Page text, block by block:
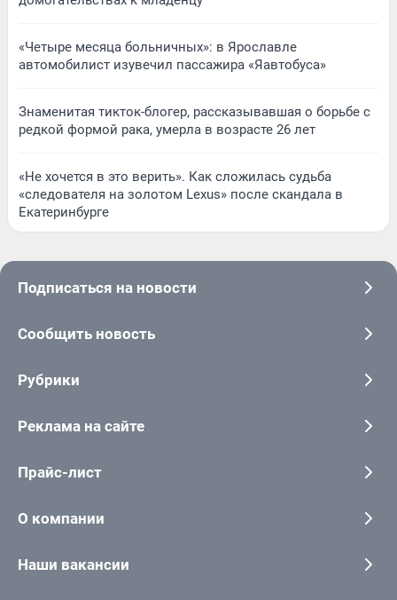
«Четыре месяца больничных»: в Ярославле
автомобилист изувечил пассажира «Яавтобуса»
Знаменитая тикток-блогер, рассказывавшая о борьбе с
редкой формой рака, умерла в возрасте 26 лет
«Не хочется в это верить». Как сложилась судьба
«следователя на золотом Lexus» после скандала в
Екатеринбурге
Подписаться на новости
Сообщить новость
Рубрики
Реклама на сайте
Прайс-лист
О компании
Наши вакансии